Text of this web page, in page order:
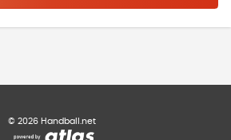
© 2026 Handball.net